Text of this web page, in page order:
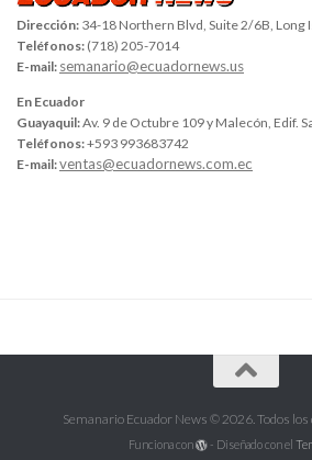
Dirección: 34-18 Northern Blvd, Suite 2/6B, Long
Teléfonos: (718) 205-7014
E-mail: semanario@ecuadornews.us
En Ecuador
Guayaquil:Av. 9 de Octubre 109 y Malecón, Edif.
Teléfonos:+593 993683742
E-mail:ventas@ecuadornews.com.ec
Semanario Ecuador News © 2026. Todos los
Funciona con - Diseñado con el